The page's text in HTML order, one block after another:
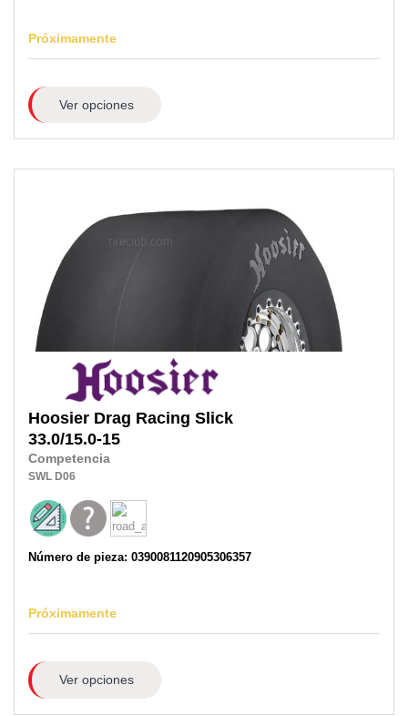
Próximamente
Ver opciones
Hoosier Drag Racing Slick
33.0/15.0-15
Competencia
SWL D06
Número de pieza: 0390081120905306357
Próximamente
Ver opciones